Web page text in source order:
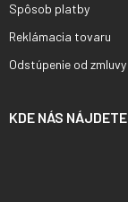
Spôsob platby
Reklámacia tovaru
Odstúpenie od zmluvy
KDE NÁS NÁJDETE